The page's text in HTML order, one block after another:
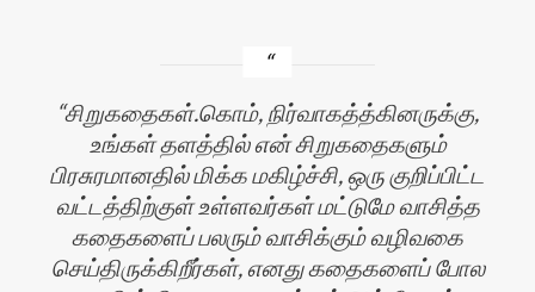
சிறுகதைகள்.கொம், நிர்வாகத்த்கினருக்கு,
உங்கள் தளத்தில் என் சிறுகதைகளும்
பிரசுரமானதில் மிக்க மகிழ்ச்சி, ஒரு குறிப்பிட்ட
வட்டத்திற்குள் உள்ளவர்கள் மட்டுமே வாசித்த
கதைகளைப் பலரும் வாசிக்கும் வழிவகை
செய்திருக்கிறீர்கள், எனது கதைகளைப் போல